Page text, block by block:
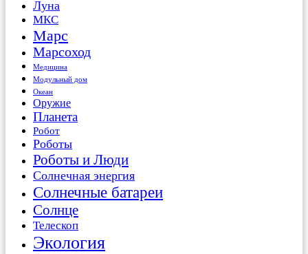
Луна
МКС
Марс
Марсоход
Медицина
Модульный дом
Океан
Оружие
Планета
Робот
Роботы
Роботы и Люди
Солнечная энергия
Солнечные батареи
Солнце
Телескоп
Экология